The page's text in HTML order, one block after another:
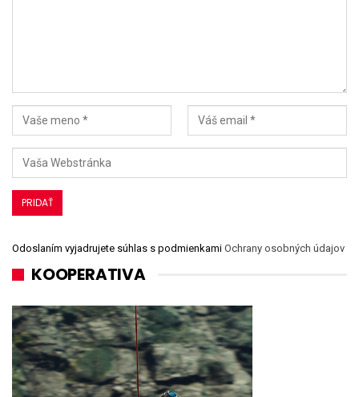
Odoslaním vyjadrujete súhlas s podmienkami Ochrany osobných údajov
KOOPERATIVA